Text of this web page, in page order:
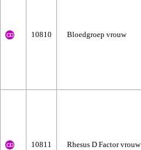
10810 Bloedgroep vrouw
10811 Rhesus D Factor vrouw